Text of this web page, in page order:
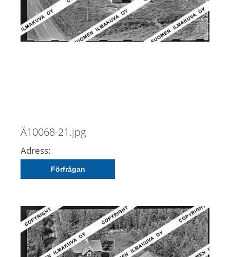
Ä10068-21.jpg
Adress:
Förfrågan